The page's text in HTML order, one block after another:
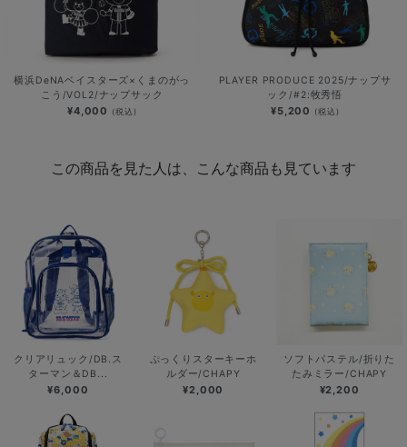
横浜DeNAベイスターズ×くまのがっ
こう/VOL2/ナップサック
¥4,000 (税込)
PLAYER PRODUCE 2025/ナップサ
ック/#2:牧秀悟
¥5,200 (税込)
この商品を見た人は、こんな商品も見ています
クリアリュック/DB.ス
ターマン＆DB...
¥6,000
ぷっくりスターキーホ
ルダー/CHAPY
¥2,000
ソフトパステル/折りた
たみミラー/CHAPY
¥2,200